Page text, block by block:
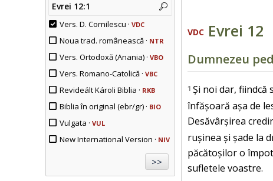
Evrei 12:1
Vers. D. Cornilescu · VDC
Noua trad. românească · NTR
Vers. Ortodoxă (Anania) · VBO
Vers. Romano-Catolică · VBC
Revideált Károli Biblia · RKB
Biblia în original (ebr/gr) · BIO
Vulgata · VUL
New International Version · NIV
VDC Evrei 12
Dumnezeu
1 Și noi dar, fiindcă
înfășoară așa de
Desăvârșirea
rușinea și șade la
păcătoșilor o
sufletele voastre.